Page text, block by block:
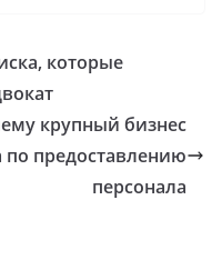
которые
крупный бизнес
по предоставлению
персонала